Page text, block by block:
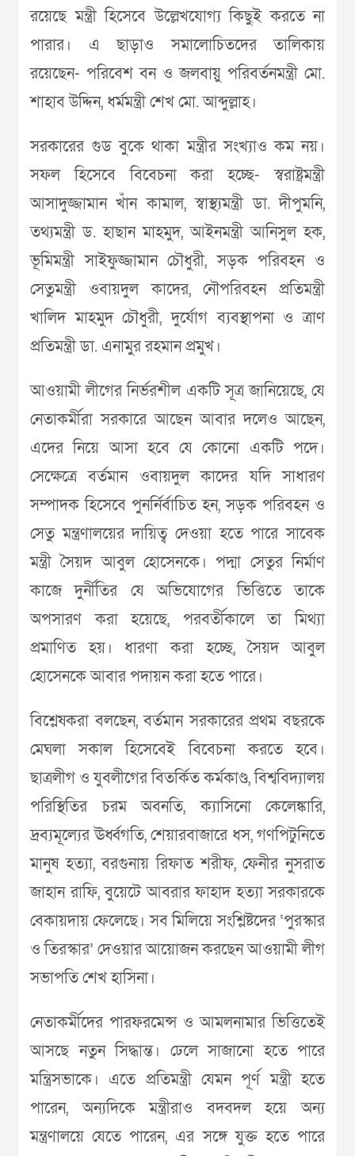
রয়েছে মন্ত্রী হিসেবে উল্লেখযোগ্য কিছুই করতে না
পারার। এ ছাড়াও সমালোচিতদের তালিকায়
রয়েছেন- পরিবেশ বন ও জলবায়ু পরিবর্তনমন্ত্রী মো.
শাহাব উদ্দিন, ধর্মমন্ত্রী শেখ মো. আব্দুল্লাহ।
সরকারের গুড বুকে থাকা মন্ত্রীর সংখ্যাও কম নয়।
সফল হিসেবে বিবেচনা করা হচ্ছে- স্বরাষ্ট্রমন্ত্রী
আসাদুজ্জামান খাঁন কামাল, স্বাস্থ্যমন্ত্রী ডা. দীপুমনি,
তথ্যমন্ত্রী ড. হাছান মাহমুদ, আইনমন্ত্রী আনিসুল হক,
ভূমিমন্ত্রী সাইফুজ্জামান চৌধুরী, সড়ক পরিবহন ও
সেতুমন্ত্রী ওবায়দুল কাদের, নৌপরিবহন প্রতিমন্ত্রী
খালিদ মাহমুদ চৌধুরী, দুর্যোগ ব্যবস্থাপনা ও ত্রাণ
প্রতিমন্ত্রী ডা. এনামুর রহমান প্রমুখ।
আওয়ামী লীগের নির্ভরশীল একটি সূত্র জানিয়েছে, যে
নেতাকর্মীরা সরকারে আছেন আবার দলেও আছেন,
এদের নিয়ে আসা হবে যে কোনো একটি পদে।
সেক্ষেত্রে বর্তমান ওবায়দুল কাদের যদি সাধারণ
সম্পাদক হিসেবে পুনর্নির্বাচিত হন, সড়ক পরিবহন ও
সেতু মন্ত্রণালয়ের দায়িত্ব দেওয়া হতে পারে সাবেক
মন্ত্রী সৈয়দ আবুল হোসেনকে। পদ্মা সেতুর নির্মাণ
কাজে দুর্নীতির যে অভিযোগের ভিত্তিতে তাকে
অপসারণ করা হয়েছে, পরবর্তীকালে তা মিথ্যা
প্রমাণিত হয়। ধারণা করা হচ্ছে, সৈয়দ আবুল
হোসেনকে আবার পদায়ন করা হতে পারে।
বিশ্লেষকরা বলছেন, বর্তমান সরকারের প্রথম বছরকে
মেঘলা সকাল হিসেবেই বিবেচনা করতে হবে।
ছাত্রলীগ ও যুবলীগের বিতর্কিত কর্মকাণ্ড, বিশ্ববিদ্যালয়
পরিস্থিতির চরম অবনতি, ক্যাসিনো কেলেঙ্কারি,
দ্রব্যমূল্যের ঊর্ধ্বগতি, শেয়ারবাজারে ধস, গণপিটুনিতে
মানুষ হত্যা, বরগুনায় রিফাত শরীফ, ফেনীর নুসরাত
জাহান রাফি, বুয়েটে আবরার ফাহাদ হত্যা সরকারকে
বেকায়দায় ফেলেছে। সব মিলিয়ে সংশ্লিষ্টদের ‘পুরস্কার
ও তিরস্কার’ দেওয়ার আয়োজন করছেন আওয়ামী লীগ
সভাপতি শেখ হাসিনা।
নেতাকর্মীদের পারফরমেন্স ও আমলনামার ভিত্তিতেই
আসছে নতুন সিদ্ধান্ত। ঢেলে সাজানো হতে পারে
মন্ত্রিসভাকে। এতে প্রতিমন্ত্রী যেমন পূর্ণ মন্ত্রী হতে
পারেন, অন্যদিকে মন্ত্রীরাও বদবদল হয়ে অন্য
মন্ত্রণালয়ে যেতে পারেন, এর সঙ্গে যুক্ত হতে পারে